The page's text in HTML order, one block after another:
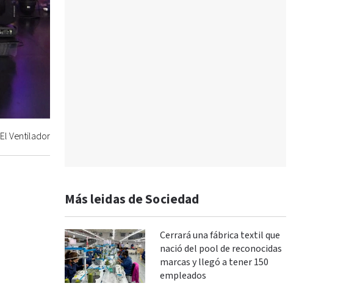
El Ventilador
Más leidas de Sociedad
Cerrará una fábrica textil que
nació del pool de reconocidas
marcas y llegó a tener 150
empleados